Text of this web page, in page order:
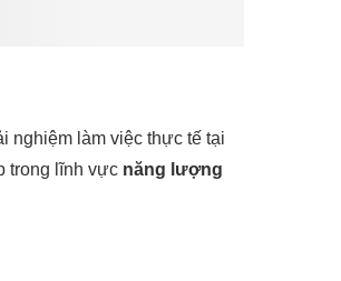
nghiệm làm việc thực tế tại
trong lĩnh vực năng lượng